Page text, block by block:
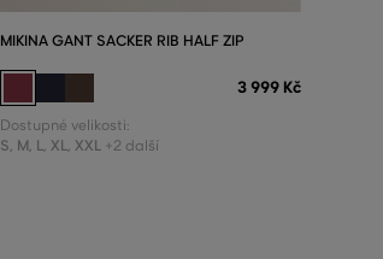
MIKINA GANT SACKER RIB HALF ZIP
3 999 Kč
Dostupné velikosti:
S, M, L, XL, XXL +2 další